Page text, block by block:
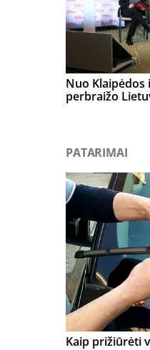
Nuo Klaipėdos
perbraižo
PATARIMAI
Kaip prižiūrėti